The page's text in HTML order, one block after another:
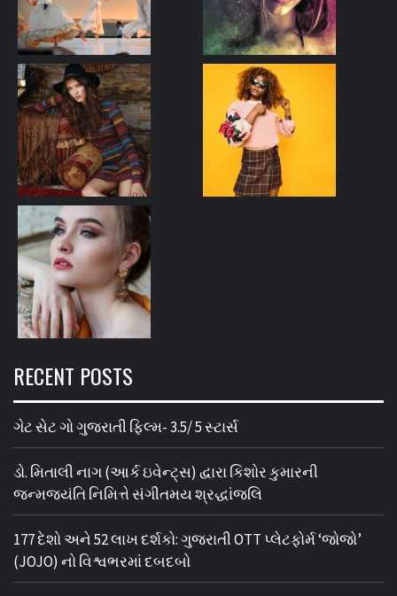
RECENT POSTS
ગેટ સેટ ગો ગુજરાતી ફિલ્મ- 3.5/ 5 સ્ટાર્સ
ડો. મિતાલી નાગ (આર્ક ઇવેન્ટ્સ) દ્વારા કિશોર કુમારની
જન્મજયંતિ નિમિત્તે સંગીતમય શ્રદ્ધાંજલિ
177 દેશો અને 52 લાખ દર્શકો: ગુજરાતી OTT પ્લેટફોર્મ ‘જોજો’
(JOJO) નો વિશ્વભરમાં દબદબો